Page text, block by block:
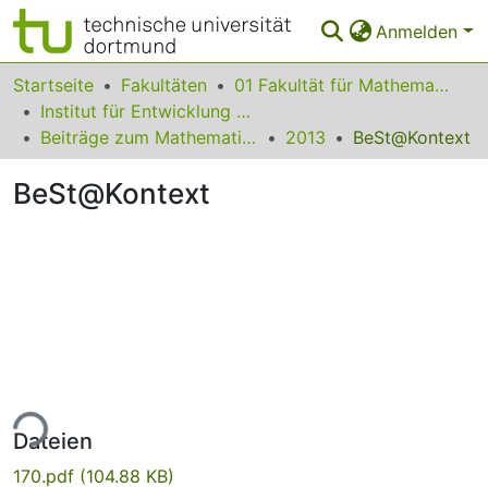
Anmelden
Bereiche & Sammlungen
Das gesamte Repositorium
Startseite Fakultäten
01 Fakultät für Mathematik
Institut für Entwicklung und Erforschung des Mathematikunterrichts
Beiträge zum Mathematikunterricht
2013 BeSt@Kontext
BeSt@Kontext
Dateien
170.pdf (104.88 KB)